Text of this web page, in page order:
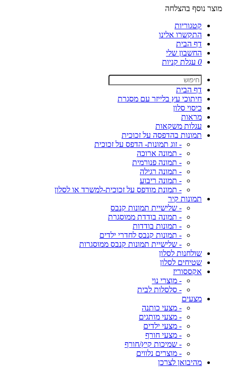
מוצר נוסף בהצלחה
קטגוריות
התקשרו אלינו
דף הבית
החשבון שלי
0 עגלת קניות
דף הבית
חיתוכי עץ בלייזר עם מסגרת
כיסוי סלון
מראות
עגלות משקאות
תמונות בהדפסה על זכוכית
- זוג תמונות- הדפס על זכוכית
- תמונה ארוכה
- תמונה פנורמית
- תמונה רגילה
- תמונה ריבוע
- תמונת מודפס על זכוכית-למשרד או לסלון
תמונות קיר
- שלישיית תמונות קנבס
- תמונה בודדת ממוסגרת
- תמונות בודדות
- תמונות קנבס לחדרי ילדים
- שלישיית תמונות קנבס ממוסגרות
שולחנות לסלון
שטיחים לסלון
אקססוריז
- מוצרי נוי
- סלסלות לבית
מצעים
- מצעי כותנה
- מצעי מותגים
- מצעי ילדים
- מצעי חורף
- שמיכות קיץ/חורף
- מוצרים נלווים
מהיבואן לצרכן